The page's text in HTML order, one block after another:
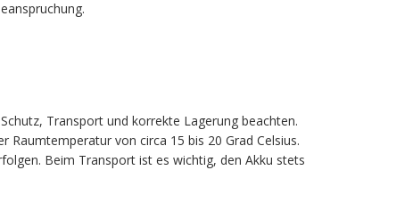
Transport und korrekte Lagerung beachten.
von circa 15 bis 20 Grad Celsius.
Beim Transport ist es wichtig, den Akku stets